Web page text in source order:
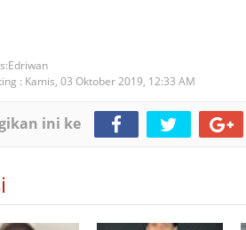
Edriwan
: Kamis, 03 Oktober 2019, 12:33 AM
ini ke